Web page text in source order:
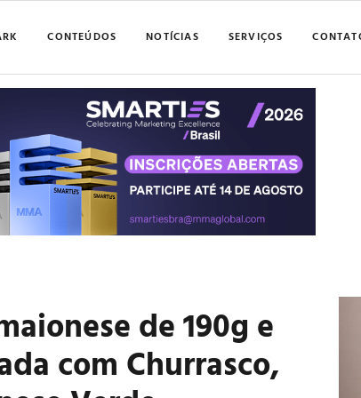
CONTEÚDOS NOTÍCIAS SERVIÇOS
de 190g e
com Churrasco,